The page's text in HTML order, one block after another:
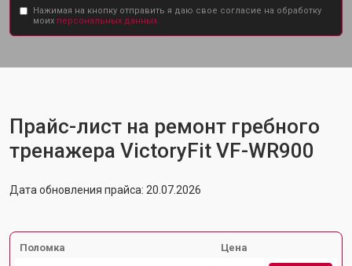
Нажимая на кнопку отправить я даю свое согласие на обработку
моих персональных данных.
Прайс-лист на ремонт гребного
тренажера VictoryFit VF-WR900
Дата обновления прайса: 20.07.2026
Поломка Цена